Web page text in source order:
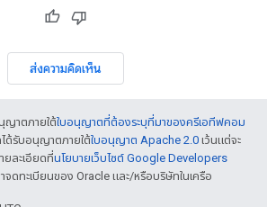
ส่งความคิดเห็น
ญาตภายใต้ใบอนุญาตที่ต้องระบุที่มาของครีเอทีฟคอม
ด้รับอนุญาตภายใต้ใบอนุญาต Apache 2.0 เว้นแต่จะ
ยละเอียดที่นโยบายเว็บไซต์ Google Developers
จดทะเบียนของ Oracle และ/หรือบริษัทในเครือ